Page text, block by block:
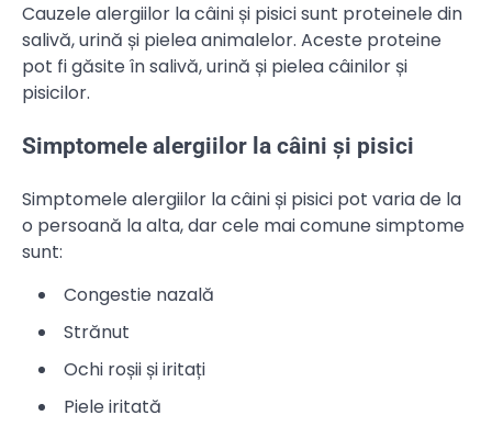
Cauzele alergiilor la câini și pisici sunt proteinele din
salivă, urină și pielea animalelor. Aceste proteine
pot fi găsite în salivă, urină și pielea câinilor și
pisicilor.
Simptomele alergiilor la câini și pisici
Simptomele alergiilor la câini și pisici pot varia de la
o persoană la alta, dar cele mai comune simptome
sunt:
Congestie nazală
Strănut
Ochi roșii și iritați
Piele iritată